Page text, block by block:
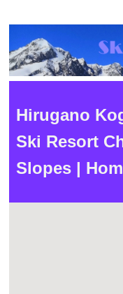
Hirugano
Ski Resort
Slopes |